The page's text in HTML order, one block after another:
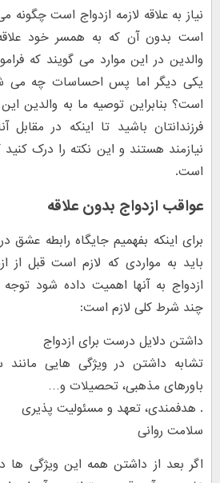
نیاز به علاقه لازمه ازدواج است
است بدون آن که به همسر خود
والدین در این موارد می گویند که
یکی دیگر اما پس احساسات چه می
است؟ بنابراین توصیه ما به والدین
فرزندانتان باشید تا اینکه در مقابل
نیازمند هستند و این نکته را درک
است.
عواقب ازدواج بدون علاقه
برای اینکه بفهمیم جایگاه رابطه
باید به مواردی که لازم است قبل از
ازدواج به آنها اهمیت داده شود توجه
چند شرط کلی لازم است:
داشتن دلایل درست برای ازدواج
تشابه داشتن در ویژگی هایی مانند
باورهای مذهبی، تحصیلات و…
. هدفمندی، تعهد و مسئولیت پذیری
سلامت روانی
اگر بعد از داشتن همه این ویژگی ها